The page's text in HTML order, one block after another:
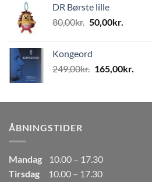
var:
80,00kr..50,00kr..
DR Børste lille
80,00kr. Den
var:
80,00kr..
50,00kr.
50,00kr..
Kongeord
249,00kr. Den
var:
165,00kr.
er:
ÅBNINGSTIDER
Mandag
10.00 – 17.30
Tirsdag
10.00 – 17.30